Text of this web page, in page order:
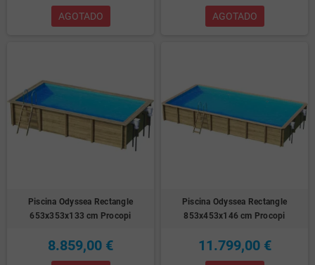
AGOTADO AGOTADO
Piscina Odyssea Rectangle
653x353x133 cm Procopi
8.859,00 €
Piscina Odyssea Rectangle
853x453x146 cm Procopi
11.799,00 €